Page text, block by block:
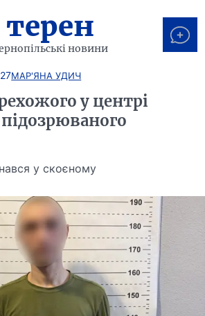
терен
новини
МАР'ЯНА УДИЧ
у центрі
у скоєному